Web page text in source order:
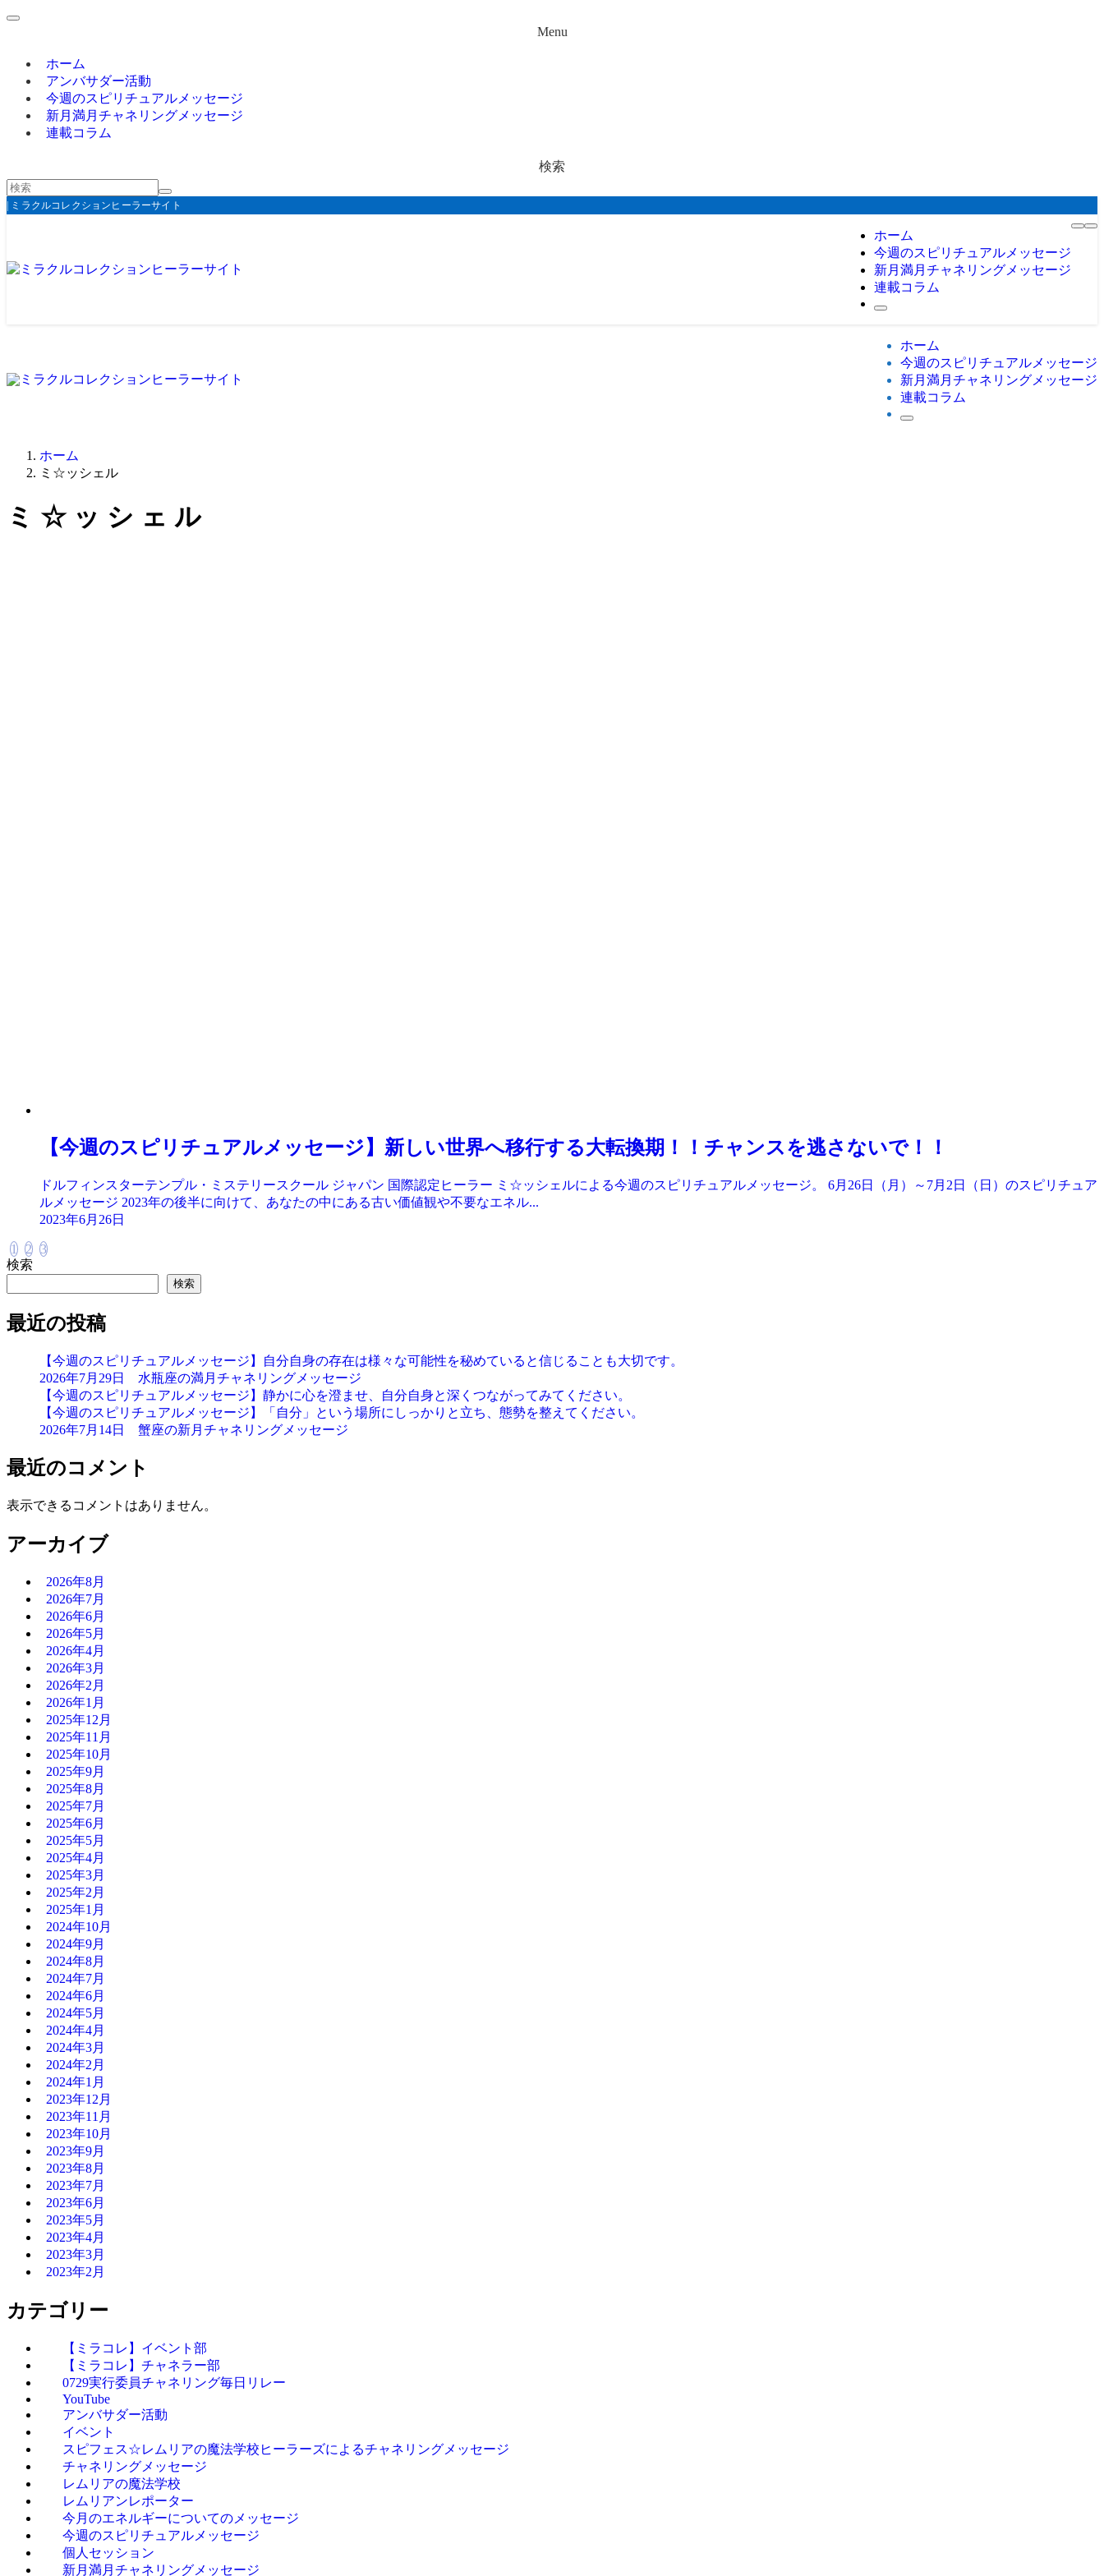
Menu
ホーム
アンバサダー活動
今週のスピリチュアルメッセージ
新月満月チャネリングメッセージ
連載コラム
検索
| ミラクルコレクションヒーラーサイト
ホーム
今週のスピリチュアルメッセージ
新月満月チャネリングメッセージ
連載コラム
ホーム
今週のスピリチュアルメッセージ
新月満月チャネリングメッセージ
連載コラム
ホーム
ミ☆ッシェル
ミ☆ッシェル
【今週のスピリチュアルメッセージ】新しい世界へ移行する大転換期！！チャンスを逃さないで！！
ドルフィンスターテンプル・ミステリースクール ジャパン 国際認定ヒーラー ミ☆ッシェルによる今週のスピリチュアルメッセージ。 6月26日（月）～7月2日（日）のスピリチュア
ルメッセージ 2023年の後半に向けて、あなたの中にある古い価値観や不要なエネル...
2023年6月26日
1 2 3
検索
検索
最近の投稿
【今週のスピリチュアルメッセージ】自分自身の存在は様々な可能性を秘めていると信じることも大切です。
2026年7月29日 水瓶座の満月チャネリングメッセージ
【今週のスピリチュアルメッセージ】静かに心を澄ませ、自分自身と深くつながってみてください。
【今週のスピリチュアルメッセージ】「自分」という場所にしっかりと立ち、態勢を整えてください。
2026年7月14日 蟹座の新月チャネリングメッセージ
最近のコメント
表示できるコメントはありません。
アーカイブ
2026年8月
2026年7月
2026年6月
2026年5月
2026年4月
2026年3月
2026年2月
2026年1月
2025年12月
2025年11月
2025年10月
2025年9月
2025年8月
2025年7月
2025年6月
2025年5月
2025年4月
2025年3月
2025年2月
2025年1月
2024年10月
2024年9月
2024年8月
2024年7月
2024年6月
2024年5月
2024年4月
2024年3月
2024年2月
2024年1月
2023年12月
2023年11月
2023年10月
2023年9月
2023年8月
2023年7月
2023年6月
2023年5月
2023年4月
2023年3月
2023年2月
カテゴリー
【ミラコレ】イベント部
【ミラコレ】チャネラー部
0729実行委員チャネリング毎日リレー
YouTube
アンバサダー活動
イベント
スピフェス☆レムリアの魔法学校ヒーラーズによるチャネリングメッセージ
チャネリングメッセージ
レムリアの魔法学校
レムリアンレポーター
今月のエネルギーについてのメッセージ
今週のスピリチュアルメッセージ
個人セッション
新月満月チャネリングメッセージ